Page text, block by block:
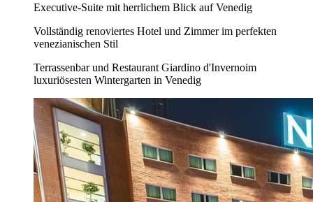
Executive-Suite mit herrlichem Blick auf Venedig
Vollständig renoviertes Hotel und Zimmer im perfekten
venezianischen Stil
Terrassenbar und Restaurant Giardino d'Invernoim
luxuriösesten Wintergarten in Venedig